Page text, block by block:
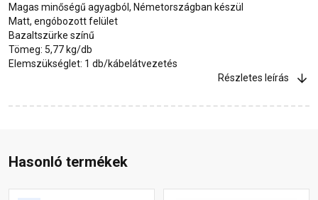
Magas minőségű agyagból, Németországban készül
Matt, engóbozott felület
Bazaltszürke színű
Tömeg: 5,77 kg/db
Elemszükséglet: 1 db/kábelátvezetés
Részletes leírás
Hasonló termékek